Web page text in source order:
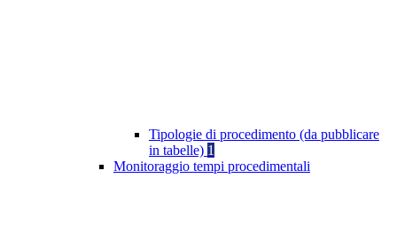
Tipologie di procedimento (da pubblicare
in tabelle) 1
Monitoraggio tempi procedimentali